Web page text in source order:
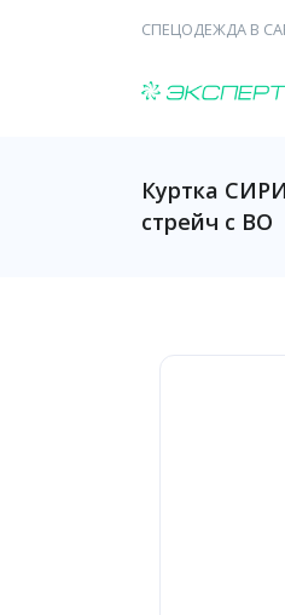
СПЕЦОДЕЖДА В
Куртка
стрейч с ВО